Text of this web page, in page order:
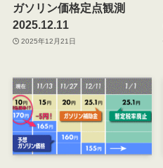
ガソリン価格定点観測
2025.12.11
2025年12月21日